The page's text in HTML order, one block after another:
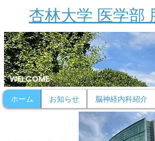
杏林大学 医学部
WELCOME
ホーム お知らせ 脳神経内科紹介